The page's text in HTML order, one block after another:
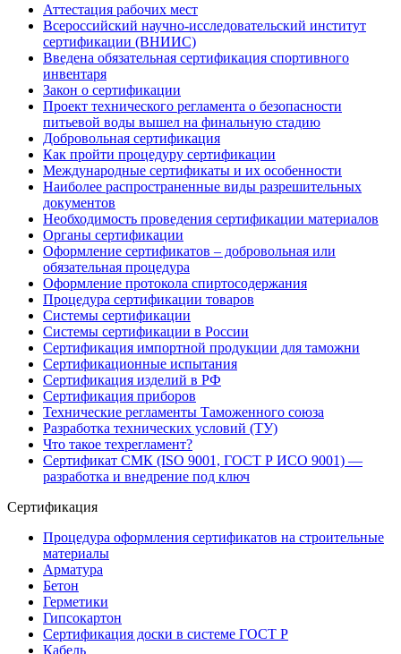
Аттестация рабочих мест
Всероссийский научно-исследовательский институт
сертификации (ВНИИС)
Введена обязательная сертификация спортивного
инвентаря
Закон о сертификации
Проект технического регламента о безопасности
питьевой воды вышел на финальную стадию
Добровольная сертификация
Как пройти процедуру сертификации
Международные сертификаты и их особенности
Наиболее распространенные виды разрешительных
документов
Необходимость проведения сертификации материалов
Органы сертификации
Оформление сертификатов – добровольная или
обязательная процедура
Оформление протокола спиртосодержания
Процедура сертификации товаров
Системы сертификации
Системы сертификации в России
Сертификация импортной продукции для таможни
Сертификационные испытания
Сертификация изделий в РФ
Сертификация приборов
Технические регламенты Таможенного союза
Разработка технических условий (ТУ)
Что такое техрегламент?
Сертификат СМК (ISO 9001, ГОСТ Р ИСО 9001) —
разработка и внедрение под ключ
Сертификация
Процедура оформления сертификатов на строительные
материалы
Арматура
Бетон
Герметики
Гипсокартон
Сертификация доски в системе ГОСТ Р
Кабель